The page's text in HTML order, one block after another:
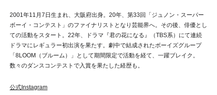
2001年11月7日生まれ、大阪府出身。20年、第33回「ジュノン・スーパー
ボーイ・コンテスト」のファイナリストとなり芸能界へ。その後、俳優とし
ての活動をスタート。22年、ドラマ『君の花になる』（TBS系）にて連続
ドラマにレギュラー初出演を果たす。劇中で結成されたボーイズグループ
「8LOOM（ブルーム）」として期間限定で活動を経て、一躍ブレイク。
数々のダンスコンテストで入賞を果たした経歴も。
公式Instagram